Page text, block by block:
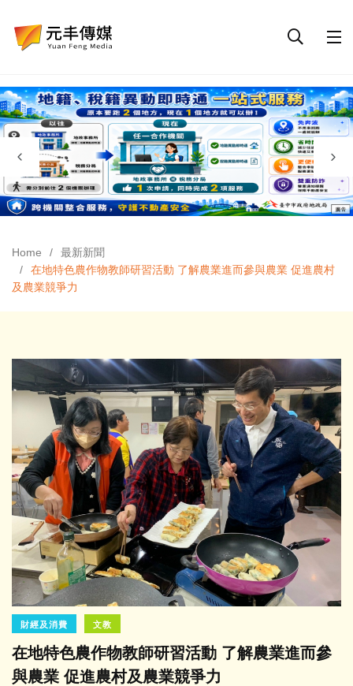
Home
最新新聞
在地特色農作物教師研習活動 了解農業進而參與農業 促進農村
及農業競爭力
財經及消費 文教
在地特色農作物教師研習活動 了解農業進而參
與農業 促進農村及農業競爭力